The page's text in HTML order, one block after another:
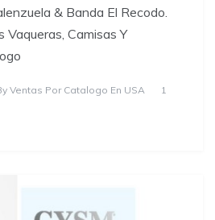
& Banda El Recodo.
Camisas Y
Ventas Por Catalogo En USA
1